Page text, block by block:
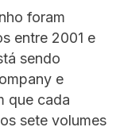
foram
entre 2001 e
sendo
e
que cada
sete volumes